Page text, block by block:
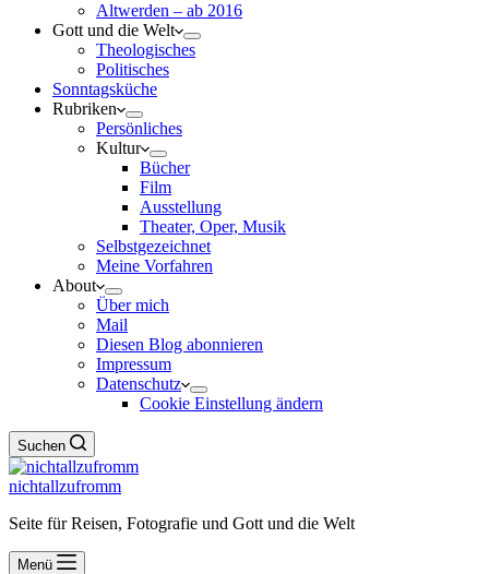
Altwerden – ab 2016
Gott und die Welt
Theologisches
Politisches
Sonntagsküche
Rubriken
Persönliches
Kultur
Bücher
Film
Ausstellung
Theater, Oper, Musik
Selbstgezeichnet
Meine Vorfahren
About
Über mich
Mail
Diesen Blog abonnieren
Impressum
Datenschutz
Cookie Einstellung ändern
Suchen
nichtallzufromm
Seite für Reisen, Fotografie und Gott und die Welt
Menü